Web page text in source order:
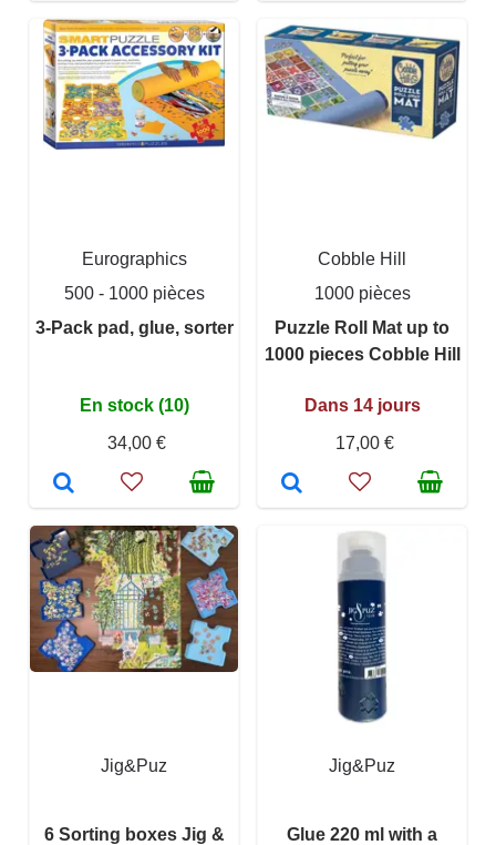
Eurographics
500 - 1000 pièces
3-Pack pad, glue, sorter
En stock (10)
34,00 €
Cobble Hill
1000 pièces
Puzzle Roll Mat up to
1000 pieces Cobble Hill
Dans 14 jours
17,00 €
Jig&Puz
6 Sorting boxes Jig &
Jig&Puz
Glue 220 ml with a